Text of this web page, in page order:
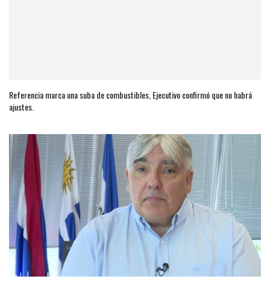
Referencia marca una suba de combustibles, Ejecutivo confirmó que no habrá
ajustes.